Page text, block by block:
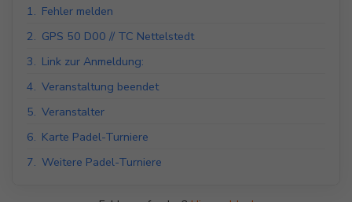
1. Fehler melden
2. GPS 50 D00 // TC Nettelstedt
3. Link zur Anmeldung:
4. Veranstaltung beendet
5. Veranstalter
6. Karte Padel-Turniere
7. Weitere Padel-Turniere